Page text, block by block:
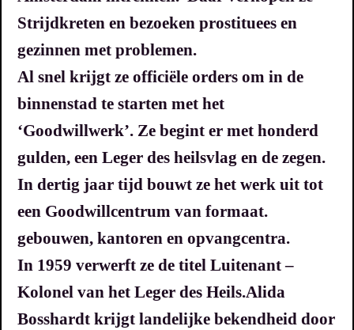
Strijdkreten en bezoeken prostituees en
gezinnen met problemen.
Al snel krijgt ze officiële orders om in de
binnenstad te starten met het
‘Goodwillwerk’. Ze begint er met honderd
gulden, een Leger des heilsvlag en de zegen.
In dertig jaar tijd bouwt ze het werk uit tot
een Goodwillcentrum van formaat.
gebouwen, kantoren en opvangcentra.
In 1959 verwerft ze de titel Luitenant –
Kolonel van het Leger des Heils.Alida
Bosshardt krijgt landelijke bekendheid door